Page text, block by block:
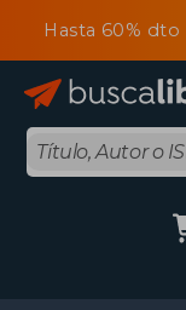
Hasta 60%